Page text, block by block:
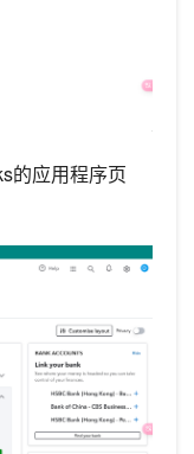
的应用程序页